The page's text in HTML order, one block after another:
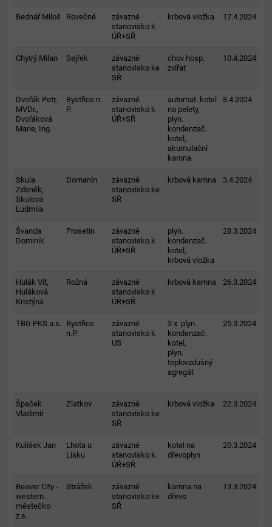
Bednář Miloš Rovečné
závazné
stanovisko k
ÚŘ+SŘ
krbová vložka 17.4.2024
Chytrý Milan Sejřek
závazné
stanovisko ke
SŘ
chov hosp.
zvířat
10.4.2024
Dvořák Petr,
MVDr.,
Dvořáková
Marie, Ing.
Bystřice n.
P.
závazné
stanovisko k
ÚŘ+SŘ
automat. kotel
na pelety,
plyn.
kondenzač.
kotel,
akumulační
kamna
8.4.2024
Skula
Zdeněk,
Skulová
Ludmila
Domanín
závazné
stanovisko ke
SŘ
krbová kamna 3.4.2024
Švanda
Dominik
Prosetín
závazné
stanovisko k
ÚŘ+SŘ
plyn.
kondenzač.
kotel,
krbová vložka
28.3.2024
Hulák Vít,
Huláková
Kristýna
Rožná
závazné
stanovisko k
ÚŘ+SŘ
krbová kamna 26.3.2024
TBG PKS a.s.
Bystřice
n.P.
závazné
stanovisko k
US
3 x plyn.
kondenzač.
kotel,
plyn.
teplovzdušný
agregát
25.3.2024
Špaček
Vladimír
Zlatkov
závazné
stanovisko ke
SŘ
krbová vložka 22.3.2024
Kulíšek Jan
Lhota u
Lísku
závazné
stanovisko k
ÚŘ+SŘ
kotel na
dřevoplyn
20.3.2024
Beaver City -
western.
městečko
z.s.
Strážek
závazné
stanovisko ke
SŘ
kamna na
dřevo
13.3.2024